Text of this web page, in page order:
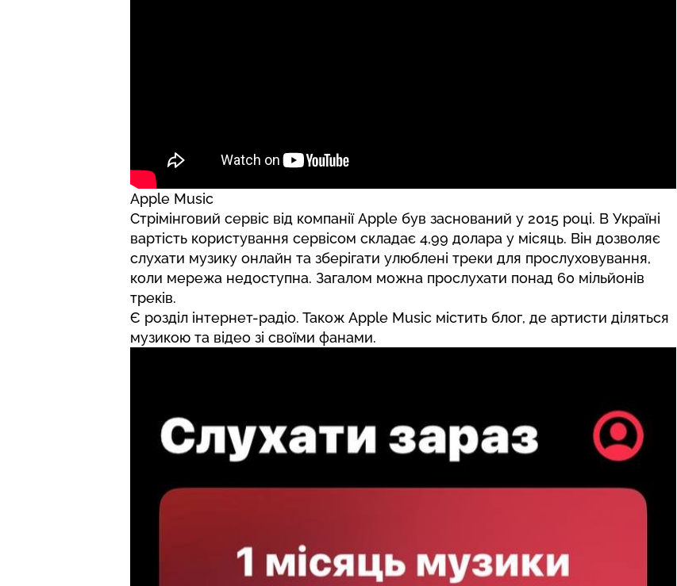
Apple Music
Стрімінговий сервіс від компанії Apple був заснований у 2015 році. В Україні
вартість користування сервісом складає 4,99 долара у місяць. Він дозволяє
слухати музику онлайн та зберігати улюблені треки для прослуховування,
коли мережа недоступна. Загалом можна прослухати понад 60 мільйонів
треків.
Є розділ інтернет-радіо. Також Apple Music містить блог, де артисти діляться
музикою та відео зі своїми фанами.